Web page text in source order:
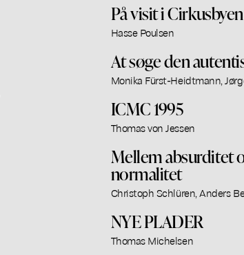
På visit i Cirkusbyen
Hasse Poulsen
At søge den
Monika Fürst-Heidtmann,
ICMC 1995
Thomas von Jessen
Mellem absurditet
normalitet
Christoph Schlüren, Anders
NYE PLADER
Thomas Michelsen